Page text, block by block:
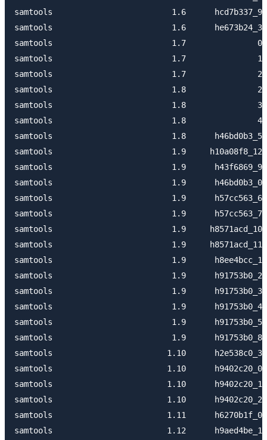
samtools                         1.6      hcd7b337_9
samtools                         1.6      he673b24_3
samtools                         1.7               0
samtools                         1.7               1
samtools                         1.7               2
samtools                         1.8               2
samtools                         1.8               3
samtools                         1.8               4
samtools                         1.8      h46bd0b3_5
samtools                         1.9     h10a08f8_12
samtools                         1.9      h43f6869_9
samtools                         1.9      h46bd0b3_0
samtools                         1.9      h57cc563_6
samtools                         1.9      h57cc563_7
samtools                         1.9     h8571acd_10
samtools                         1.9     h8571acd_11
samtools                         1.9      h8ee4bcc_1
samtools                         1.9      h91753b0_2
samtools                         1.9      h91753b0_3
samtools                         1.9      h91753b0_4
samtools                         1.9      h91753b0_5
samtools                         1.9      h91753b0_8
samtools                        1.10      h2e538c0_3
samtools                        1.10      h9402c20_0
samtools                        1.10      h9402c20_1
samtools                        1.10      h9402c20_2
samtools                        1.11      h6270b1f_0
samtools                        1.12      h9aed4be_1